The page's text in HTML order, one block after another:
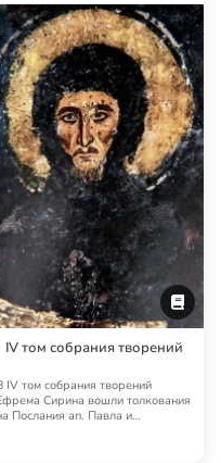
IV том собрания творений
IV том собрания творений
Сирина вошли толкования
Послания ап. Павла и